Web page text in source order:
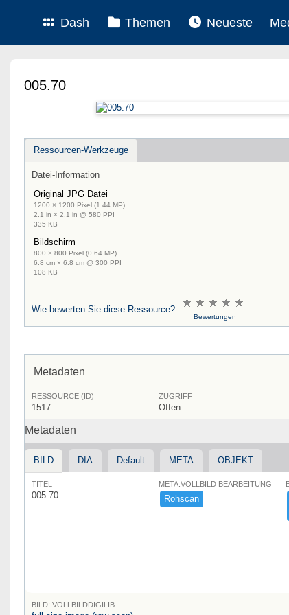
Dash Themen Neueste
005.70
Ressourcen-Werkzeuge
Datei-Information
Original JPG Datei
1200 × 1200 Pixel (1.44 MP)
2.1 in × 2.1 in @ 580 PPI
335 KB
Bildschirm
800 × 800 Pixel (0.64 MP)
6.8 cm × 6.8 cm @ 300 PPI
108 KB
Wie bewerten Sie diese Ressource?
Bewertungen
Metadaten
RESSOURCE (ID)
1517
ZUGRIFF
Offen
Metadaten
BILD DIA Default META OBJEKT
TITEL
005.70
META:VOLLBILD BEARBEITUNG
Rohscan
BILD: VOLLBILDDIGILIB